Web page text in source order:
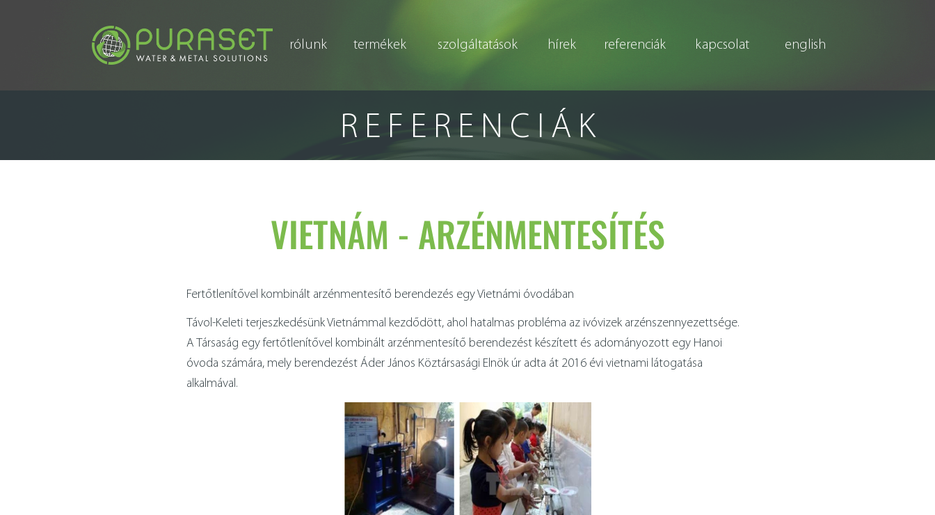
rólunk termékek szolgáltatások hírek referenciák kapcsolat english
REFERENCIÁK
VIETNÁM - ARZÉNMENTESÍTÉS
Fertőtlenítővel kombinált arzénmentesítő berendezés egy Vietnámi óvodában
Távol-Keleti terjeszkedésünk Vietnámmal kezdődött, ahol hatalmas probléma az ivóvizek arzénszennyezettsége.
A Társaság egy fertőtlenítővel kombinált arzénmentesítő berendezést készített és adományozott egy Hanoi
óvoda számára, mely berendezést Áder János Köztársasági Elnök úr adta át 2016 évi vietnami látogatása
alkalmával.